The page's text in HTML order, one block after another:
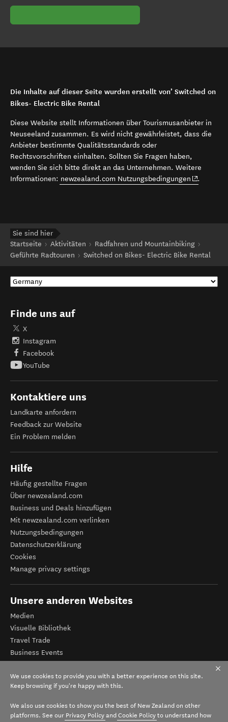
Die Inhalte auf dieser Seite wurden erstellt von’ Switched on
Bikes- Electric Bike Rental
Diese Website stellt Informationen über Tourismusanbieter in
Neuseeland zusammen. Es wird nicht gewährleistet, dass die
Anbieter bestimmte Qualitätsstandards oder
Rechtsvorschriften einhalten. Sollten Sie Fragen haben,
wenden Sie sich bitte direkt an das Unternehmen. Weitere
Informationen: newzealand.com Nutzungsbedingungen (opens in
.
Sie sind hier
Startseite
Aktivitäten
Radfahren und Mountainbiking
Geführte Radtouren
Switched on Bikes- Electric Bike Rental
Finde uns auf
X
Instagram
Facebook
YouTube
Kontaktiere uns
Landkarte anfordern
Feedback zur Website
Ein Problem melden
Hilfe
Häufig gestellte Fragen
Über newzealand.com
Business und Deals hinzufügen
Mit newzealand.com verlinken
Nutzungsbedingungen
Datenschutzerklärung
Cookies
Manage privacy settings
Unsere anderen Websites
Medien
Visuelle Bibliothek
Travel Trade
Business Events
Veranstalter-Registrierung
We use cookies to provide you with a better experience on this site.
Keep browsing if you're happy with this.
We also use cookies to show you the best of New Zealand on other
platforms. See our Privacy Policy and Cookie Policy to understand how